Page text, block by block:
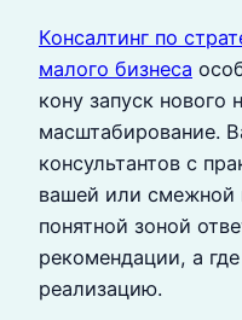
Консалтинг по
малого бизнеса
кону запуск нового
масштабирование.
консультантов с
вашей или смежной
понятной зоной
рекомендации, а
реализацию.